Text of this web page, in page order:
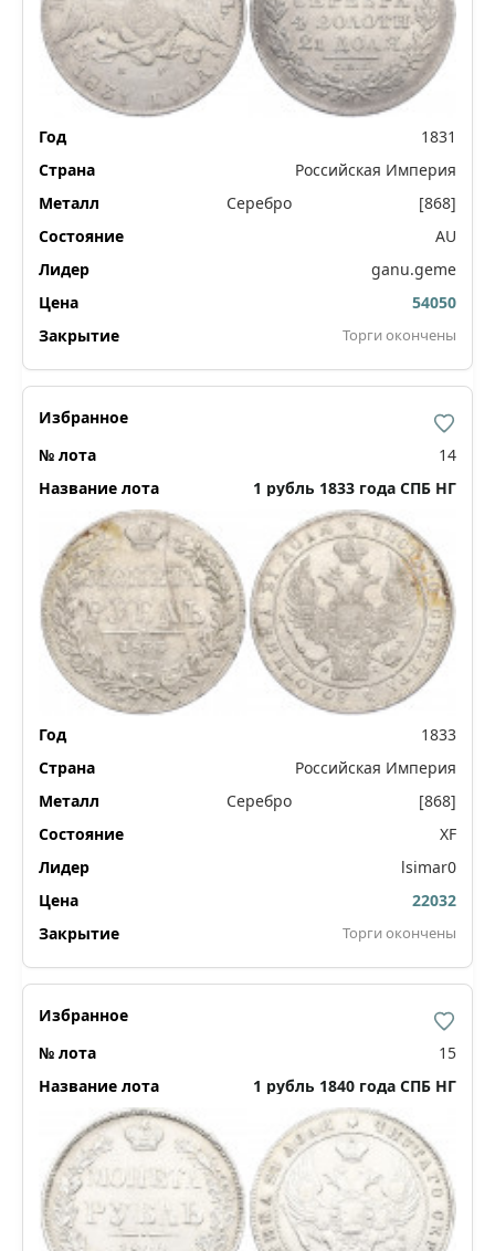
1831
Российская Империя
Серебро
[868]
AU
ganu.geme
54050
Торги окончены
14
1 рубль 1833 года СПБ НГ
1833
Российская Империя
Серебро
[868]
XF
lsimar0
22032
Торги окончены
15
1 рубль 1840 года СПБ НГ